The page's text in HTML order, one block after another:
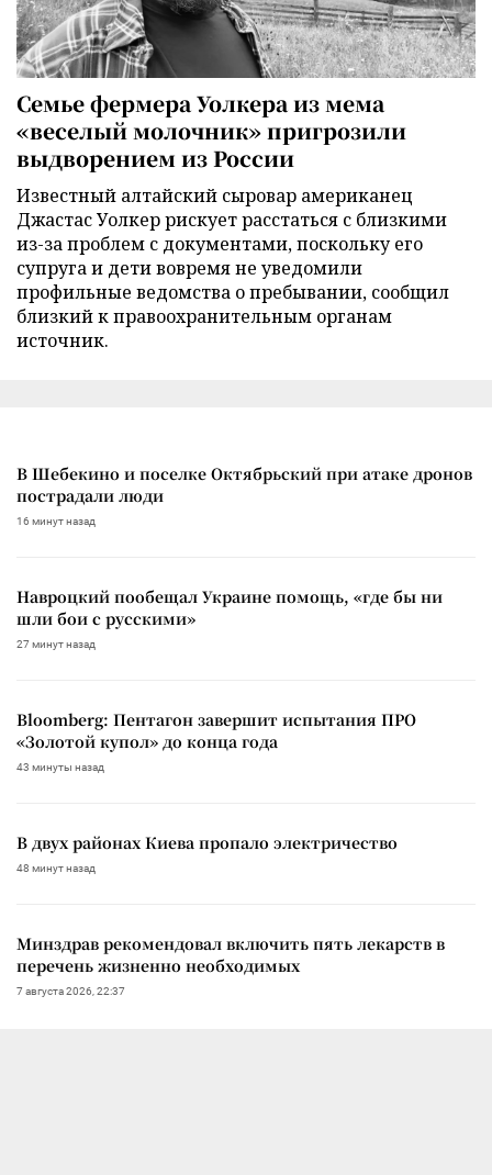
Семье фермера Уолкера из мема
«веселый молочник» пригрозили
выдворением из России
Известный алтайский сыровар американец
Джастас Уолкер рискует расстаться с близкими
из-за проблем с документами, поскольку его
супруга и дети вовремя не уведомили
профильные ведомства о пребывании, сообщил
близкий к правоохранительным органам
источник.
В Шебекино и поселке Октябрьский при атаке дронов
пострадали люди
16 минут назад
Навроцкий пообещал Украине помощь, «где бы ни
шли бои с русскими»
27 минут назад
Bloomberg: Пентагон завершит испытания ПРО
«Золотой купол» до конца года
43 минуты назад
В двух районах Киева пропало электричество
48 минут назад
Минздрав рекомендовал включить пять лекарств в
перечень жизненно необходимых
7 августа 2026, 22:37